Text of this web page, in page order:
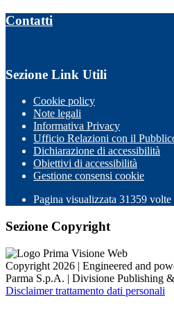
Contatti
Sezione Link Utili
Cookie policy
Note legali
Informativa Privacy
Ufficio Relazioni con il
Dichiarazione di accessibilità
Obiettivi di accessibilità
Gestione consensi cookie
Pagina visualizzata 31359 volte
Sezione Copyright
Copyright 2026 | Engineered and
Parma S.p.A. | Divisione Publishing
Disclaimer trattamento dati personali